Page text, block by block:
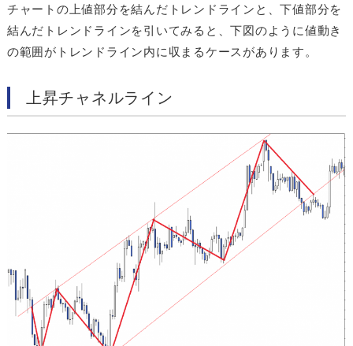
チャートの上値部分を結んだトレンドラインと、下値部分を
結んだトレンドラインを引いてみると、下図のように値動き
の範囲がトレンドライン内に収まるケースがあります。
上昇チャネルライン